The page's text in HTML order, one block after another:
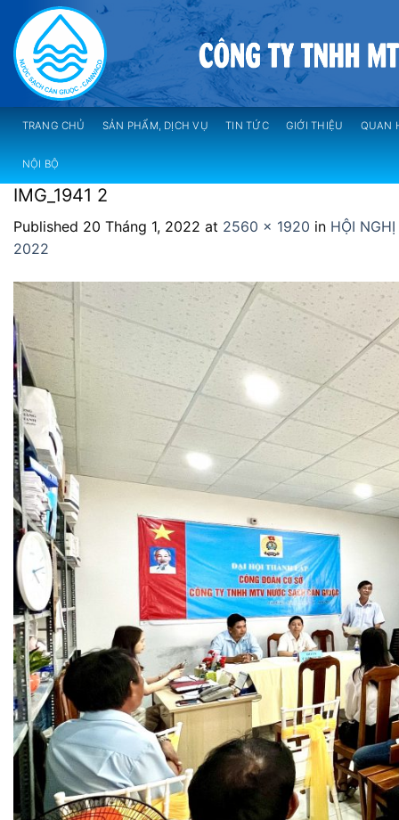
content
TRANG CHỦ SẢN PHẨM, DỊCH VỤ TIN TỨC GIỚI THIỆU QUAN
NỘI BỘ
IMG_1941 2
Published 20 Tháng 1, 2022 at 2560 × 1920 in HỘI
2022